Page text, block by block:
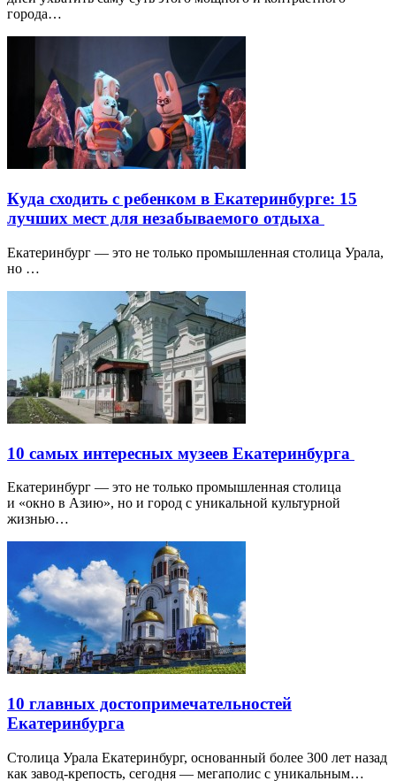
города…
Куда сходить с ребенком в Екатеринбурге: 15
лучших мест для незабываемого отдыха
Екатеринбург — это не только промышленная столица Урала,
но …
10 самых интересных музеев Екатеринбурга
Екатеринбург — это не только промышленная столица
и «окно в Азию», но и город с уникальной культурной
жизнью…
10 главных достопримечательностей
Екатеринбурга
Столица Урала Екатеринбург, основанный более 300 лет назад
как завод-крепость, сегодня — мегаполис с уникальным…